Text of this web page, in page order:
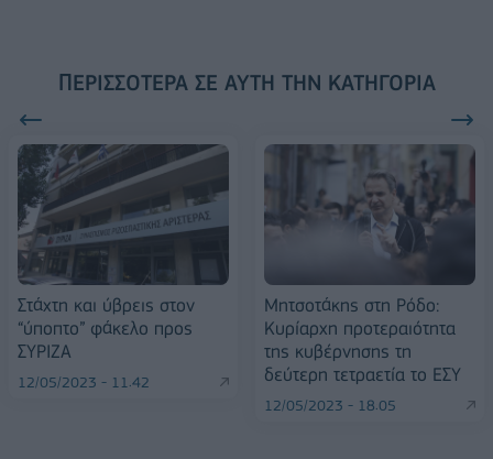
ΠΕΡΙΣΣΌΤΕΡΑ ΣΕ ΑΥΤΉ ΤΗΝ ΚΑΤΗΓΟΡΊΑ
Στάχτη και ύβρεις στον
“ύποπτο” φάκελο προς
ΣΥΡΙΖΑ
12/05/2023 - 11:42
Μητσοτάκης στη Ρόδο:
Κυρίαρχη προτεραιότητα
της κυβέρνησης τη
δεύτερη τετραετία το ΕΣΥ
12/05/2023 - 18:05